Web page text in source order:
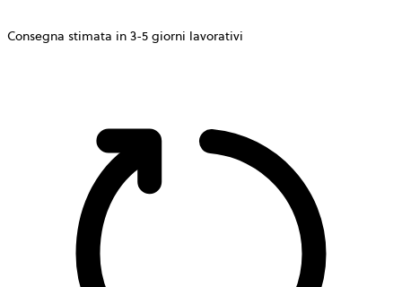
Consegna stimata in 3-5 giorni lavorativi